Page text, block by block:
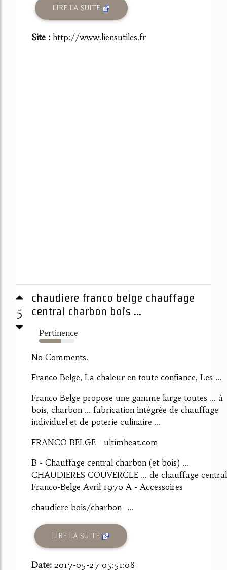
LIRE LA SUITE
Site : http://www.liensutiles.fr
5
chaudiere franco belge chauffage
central charbon bois ...
Pertinence
61%
No Comments.
Franco Belge, La chaleur en toute confiance, Les ...
Franco Belge propose une gamme large toutes ... à
bois, charbon ... fabrication intégrée de chauffage
individuel et de poterie culinaire ...
FRANCO BELGE - ultimheat.com
B - Chauffage central charbon (et bois) ...
CHAUDIERES COUVERCLE ... de chauffage central
Franco-Belge Avril 1970 A - Accessoires
chaudiere bois/charbon -...
LIRE LA SUITE
Date: 2017-05-27 05:51:08